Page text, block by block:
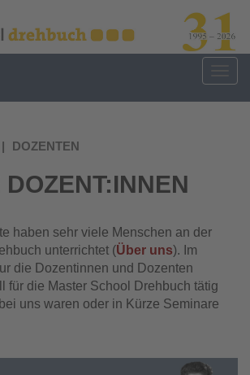
DOZENTEN
haben sehr viele Menschen an der
unterrichtet (Über uns). Im
die Dozentinnen und Dozenten
für die Master School Drehbuch tätig
uns waren oder in Kürze Seminare